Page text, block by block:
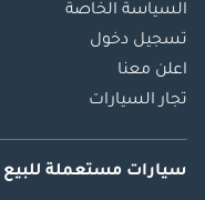
السياسة الخاصة
تسجيل دخول
اعلن معنا
تجار السيارات
سيارات مستعملة للبيع